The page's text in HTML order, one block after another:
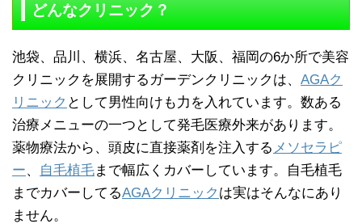
どんなクリニック？
池袋、品川、横浜、名古屋、大阪、福岡の6か所で美容
クリニックを展開するガーデンクリニックは、 AGAク
リニック として男性向けも力を入れています。数ある
治療メニューの一つとして発毛医療外来があります。
薬物療法から、頭皮に直接薬剤を注入する メソセラピ
ー、 自毛植毛まで幅広くカバーしています。自毛植毛
までカバーしてるAGAクリニック は実はそんなにあり
ません。